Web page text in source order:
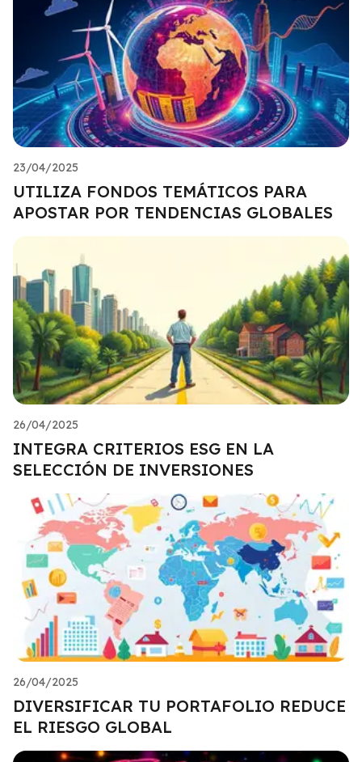
23/04/2025
UTILIZA FONDOS TEMÁTICOS PARA
APOSTAR POR TENDENCIAS GLOBALES
26/04/2025
INTEGRA CRITERIOS ESG EN LA
SELECCIÓN DE INVERSIONES
26/04/2025
DIVERSIFICAR TU PORTAFOLIO REDUCE
EL RIESGO GLOBAL